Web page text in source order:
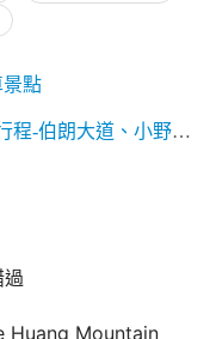
點
道、小野柳、山度空間
過
Huang Mountain